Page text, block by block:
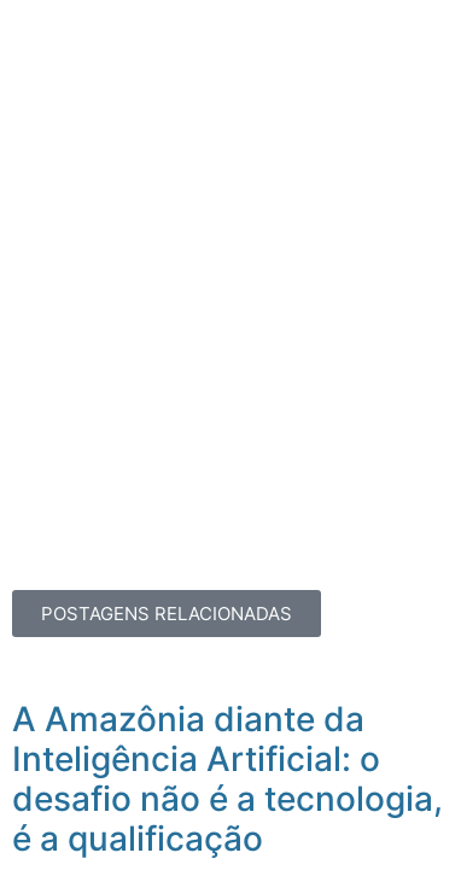
POSTAGENS RELACIONADAS
A Amazônia diante da
Inteligência Artificial: o
desafio não é a tecnologia,
é a qualificação